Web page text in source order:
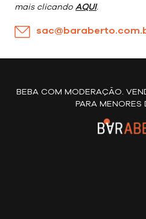
mais clicando AQUI.
BEBA COM MODERAÇÃO.
PARA MENORES